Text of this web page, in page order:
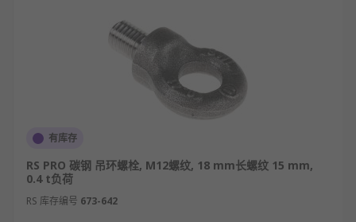
吊环螺栓的类型
常规型：这类吊环螺栓仅用于垂直负载，不推
荐用于角提升。它们还可与系紧装置一起使
用，以紧固负载或电线固定器。
机械型：机械吊环螺栓经过锻造，具有高强度
准。应用包括索具应用中的连接点，并由于其
带肩设计，可用于倾斜负载。
有库存
RS PRO 碳钢 吊环螺栓, M12螺纹, 18 mm长螺纹 15 mm,
0.4 t负荷
RS 库存编号 673-642